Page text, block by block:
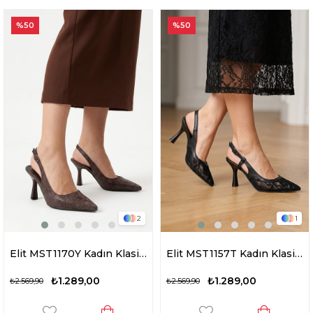
2
Elit MST1170Y Kadın Klasik Topuklu ayakkabı Kahverengi
₺1.289,00
₺2.569,90
%50
1
Elit MST1157T Kadın Klasik Topuklu ayakkabı Siyah
₺1.289,00
₺2.569,90
%50